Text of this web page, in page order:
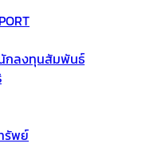
กลงทุนสัมพันธ์
รัพย์